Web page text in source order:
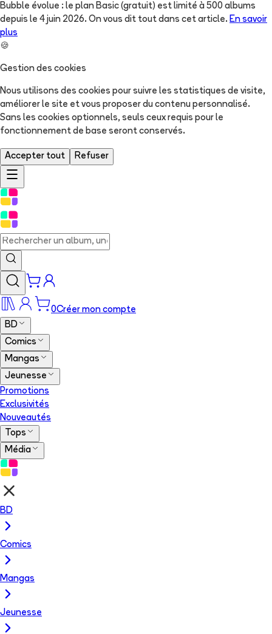
Bubble évolue : le plan Basic (gratuit) est limité à 500 albums
depuis le 4 juin 2026. On vous dit tout dans cet article. En savoir
plus
🍪
Gestion des cookies
Nous utilisons des cookies pour suivre les statistiques de visite,
améliorer le site et vous proposer du contenu personnalisé.
Sans les cookies optionnels, seuls ceux requis pour le
fonctionnement de base seront conservés.
Accepter tout Refuser
0Créer mon compte
BD
Comics
Mangas
Jeunesse
Promotions
Exclusivités
Nouveautés
Tops
Média
BD
Comics
Mangas
Jeunesse